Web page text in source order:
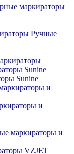
маркираторы
Ручные
Sunine
и
маркираторы и